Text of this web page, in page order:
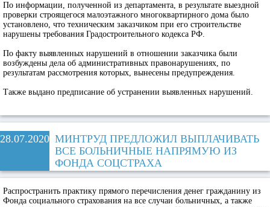
По информации, полученной из департамента, в результате выездной
проверки строящегося малоэтажного многоквартирного дома было
установлено, что техническим заказчиком при его строительстве
нарушены требования Градостроительного кодекса РФ.
По факту выявленных нарушений в отношении заказчика были
возбуждены дела об административных правонарушениях, по
результатам рассмотрения которых, вынесены предупреждения.
Также выдано предписание об устранении выявленных нарушений.
28.07.2020 МИНТРУД ПРЕДЛОЖИЛ ВЫПЛАЧИВАТЬ
ВСЕ БОЛЬНИЧНЫЕ НАПРЯМУЮ ИЗ
ФОНДА СОЦСТРАХА
Распространить практику прямого перечисления денег гражданину из
Фонда социального страхования на все случаи больничных, а также